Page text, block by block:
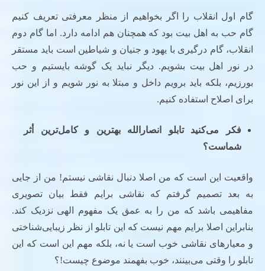
گام اول انقلاب را اگر بخواهیم از منظر معرفتی تعریف کنیم
گام حب به اهل بیت بود که همچنان هم ادامه دارد. اما گام دوم
انقلاب، گام درگیری با یهود و جنیان و شیاطین است باید مستقر
در نور اهل بیت بشویم. دیگر نباید یک گوشه بایستیم و حب
بورزیم، بلکه باید برویم داخل و مبتلا به نور شویم و از این نور
برای اصلاح استفاده کنیم.
فکر می‌کنید تابلو انصارالله بهترین و کامل‌ترین أثر
شماست؟
واقعیت این است که من اصلا دنبال نقاشی نیستم! من از جایی
به بعد تصمیم گرفتم که نقاشی برایم فقط بیان تصویری
مفاهیمی باشد که من را به عمق یک مفهوم الهی نزدیک کند.
بنابراین اصلا برایم مهم نیست که این تابلو از نظر زیبایی‌شناختی
و معیارهای نقاشی خوب است یا نه، بلکه مهم این است که این
تابلو را وقتی می‌بینند، خوب بفهمند موضوع چیست!؟